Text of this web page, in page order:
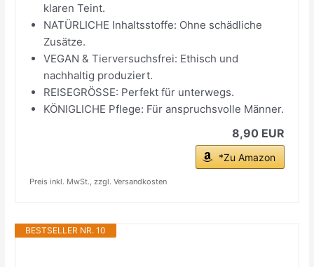
klaren Teint.
NATÜRLICHE Inhaltsstoffe: Ohne schädliche
Zusätze.
VEGAN & Tierversuchsfrei: Ethisch und
nachhaltig produziert.
REISEGRÖSSE: Perfekt für unterwegs.
KÖNIGLICHE Pflege: Für anspruchsvolle Männer.
8,90 EUR
*Zu Amazon
Preis inkl. MwSt., zzgl. Versandkosten
BESTSELLER NR. 10